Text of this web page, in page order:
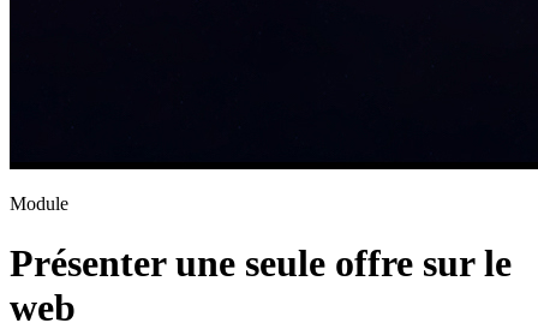
Module
Présenter une seule offre sur le
web